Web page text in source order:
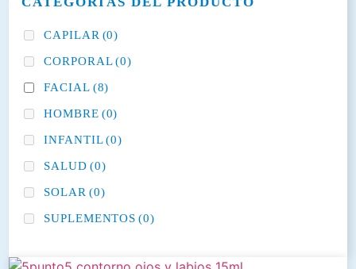
CAPILAR (0)
CORPORAL (0)
FACIAL (8)
HOMBRE (0)
INFANTIL (0)
SALUD (0)
SOLAR (0)
SUPLEMENTOS (0)